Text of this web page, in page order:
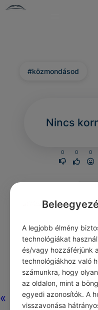
«
#közmondásod
Nincs
0 0 0
A legjobb élmény
technológiákat
és/vagy hozzáférjünk
technológiákhoz való
számunkra, hogy
az oldalon, mint a
egyedi azonosítók. A
visszavonása